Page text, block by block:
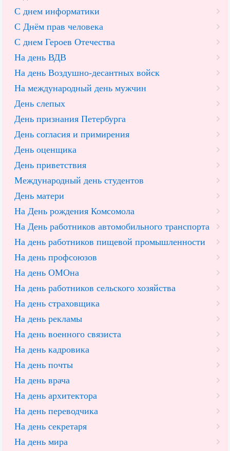
С днем информатики
С Днём прав человека
С днем Героев Отечества
На день ВДВ
На день Воздушно-десантных войск
На международный день мужчин
День слепых
День признания Петербурга
День согласия и примирения
День оценщика
День приветствия
Международный день студентов
День матери
На День рождения Комсомола
На День работников автомобильного транспорта
На день работников пищевой промышленности
На день профсоюзов
На день ОМОна
На день работников сельского хозяйства
На день страховщика
На день рекламы
На день военного связиста
На день кадровика
На день почты
На день врача
На день архитектора
На день переводчика
На день секретаря
На день мира